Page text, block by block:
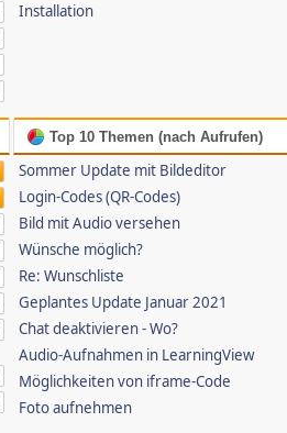
Installation
Top 10 Themen (nach Aufrufen)
Sommer Update mit Bildeditor
Login-Codes (QR-Codes)
Bild mit Audio versehen
Wünsche möglich?
Re: Wunschliste
Geplantes Update Januar 2021
Chat deaktivieren - Wo?
Audio-Aufnahmen in LearningView
Möglichkeiten von iframe-Code
Foto aufnehmen